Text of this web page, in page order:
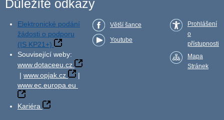
Důležité odkazy
Elektronické podání
žádosti o podporu
(IS KP21+)
Související weby:
www.dotaceeu.cz
| www.opjak.cz
|
www.ec.europa.eu
Kariéra
Větší šance
Youtube
Prohlášení
o
přístupnosti
Mapa
Stránek